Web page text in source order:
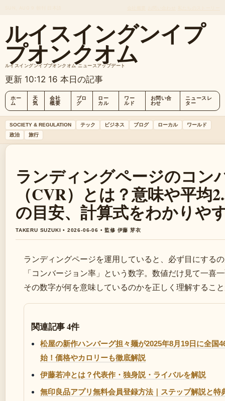
ルイスイングンイプ
プオンクオム
ルイスイングンイププオンクオム ニュースアップデート
更新 10:12 16 本日の記事
ホー
ム
天
気
会社
概要
ブロ
グ
ロー
カル
ワー
ルド
お問い合
わせ
ニュースレ
ター
SOCIETY & REGULATION テック ビジネス ブログ ローカル
ワールド
政治
旅行
ランディングページのコン
（CVR）とは？意味や平均
の目安、計算式をわかりや
TAKERU SUZUKI • 2026-06-06 • 監修 伊藤 芽衣
ランディングページを運用していると、必ず目にする
「コンバージョン率」という数字。数値だけ見て一喜
その数字が何を意味しているのかを正しく理解するこ
関連記事 4件
松屋の新作ハンバーグ担々麺が2025年8月19日に全国
始！価格やカロリーも徹底解説
伊藤若冲とは？代表作・独身説・ライバルを解説
無印良品アプリ無料会員登録方法｜ステップ解説と特